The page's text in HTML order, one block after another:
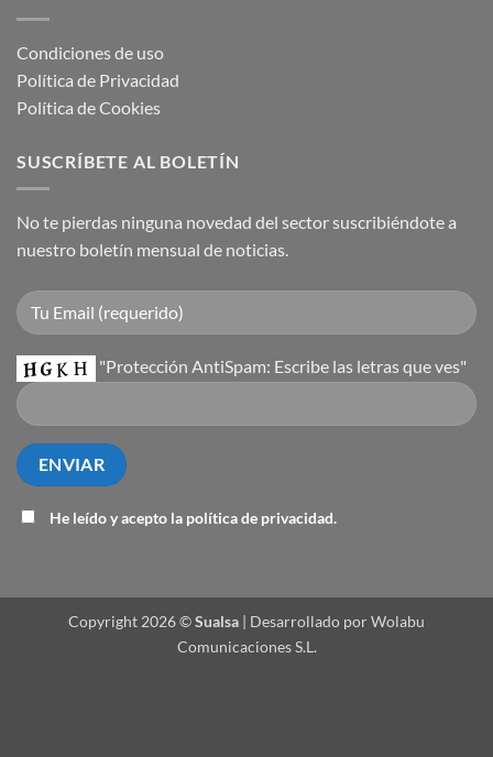
Condiciones de uso
Política de Privacidad
Política de Cookies
SUSCRÍBETE AL BOLETÍN
No te pierdas ninguna novedad del sector suscribiéndote a
nuestro boletín mensual de noticias.
"Protección AntiSpam: Escribe las letras que ves"
He leído y acepto la política de privacidad.
Copyright 2026 ©Sualsa | Desarrollado por Wolabu
Comunicaciones S.L.